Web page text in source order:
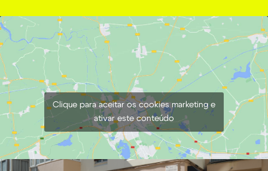
Cabo USB-C para USB-C
€2,00 + 23% VAT
Clique para aceitar os cookies marketing e
ativar este conteúdo